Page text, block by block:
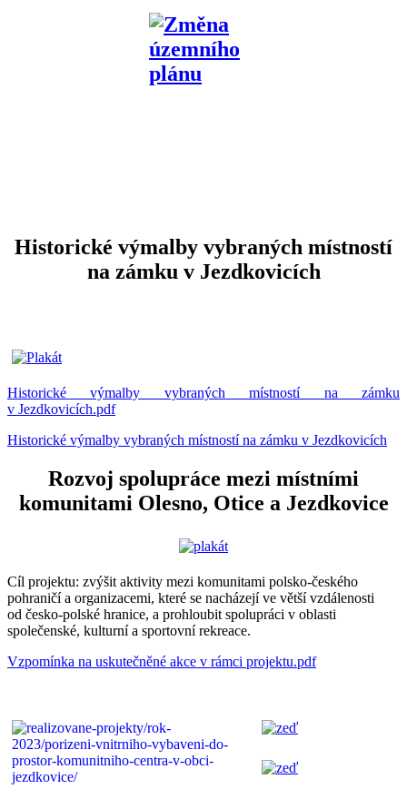
Historické výmalby vybraných místností
na zámku v Jezdkovicích
Historické výmalby vybraných místností na zámku
v Jezdkovicích.pdf
Historické výmalby vybraných místností na zámku v Jezdkovicích
Rozvoj spolupráce mezi místními
komunitami Olesno, Otice a Jezdkovice
Cíl projektu: zvýšit aktivity mezi komunitami polsko-českého
pohraničí a organizacemi, které se nacházejí ve větší vzdálenosti
od česko-polské hranice, a prohloubit spolupráci v oblasti
společenské, kulturní a sportovní rekreace.
Vzpomínka na uskutečněné akce v rámci projektu.pdf